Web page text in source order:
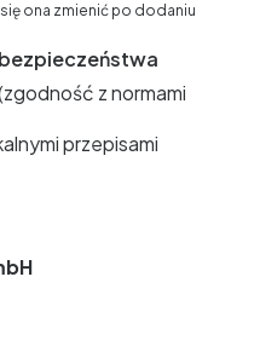
ona zmienić po dodaniu
z normami
przepisami